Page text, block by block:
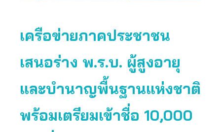
เครือข่ายภาคประชาชน
เสนอร่าง พ.ร.บ. ผู้สูงอายุ
และบำนาญพื้นฐานแห่งชาติ
พร้อมเตรียมเข้าชื่อ 10,000